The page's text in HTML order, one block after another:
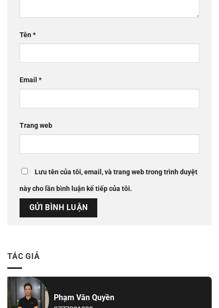
Tên*
Email *
Trang web
Lưu tên của tôi, email, và trang web trong trình duyệt
này cho lần bình luận kế tiếp của tôi.
TÁC GIẢ
Phạm Văn Quyền